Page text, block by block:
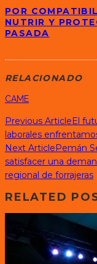
POR
NUTRIR Y
PASADA
RELACIONADO
CAME
Previous ArticleEl
laborales
Next ArticlePemán
satisfacer una
regional de forrajeras
RELATED